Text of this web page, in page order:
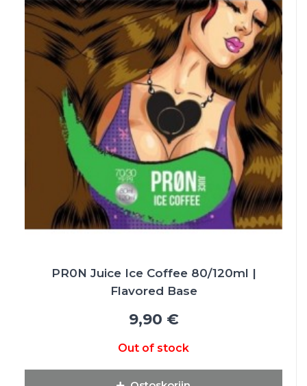
PR0N Juice Ice Coffee 80/120ml |
Flavored Base
9,90 €
Out of stock